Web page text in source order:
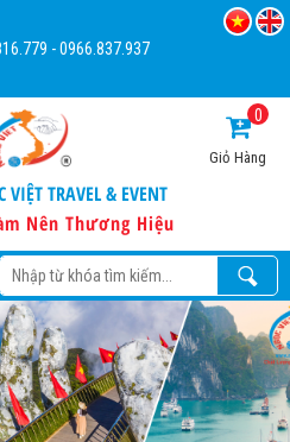
-0966.837.937
VIỆT TRAVEL & EVENT
Nên Thương Hiệu
Giỏ Hàng
0